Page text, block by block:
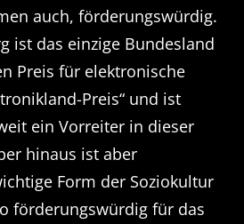
auch, förderungswürdig.
ist das einzige Bundesland
Preis für elektronische
Preis“ und ist
ein Vorreiter in dieser
hinaus ist aber
Form der Soziokultur
förderungswürdig für das